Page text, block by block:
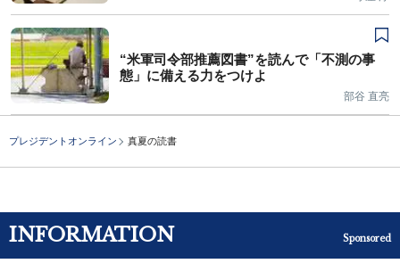
“米軍司令部推薦図書”を読んで「不測の事
態」に備える力をつけよ
部谷 直亮
プレジデントオンライン 真夏の読書
INFORMATION Sponsored